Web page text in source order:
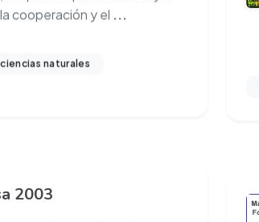
cooperación y el
naturales
2003